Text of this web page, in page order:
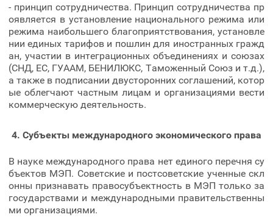
- принцип сотрудничества. Принцип сотрудничества пр
оявляется в установление национального режима или
режима наибольшего благоприятствования, установле
нии единых тарифов и пошлин для иностранных гражд
ан, участии в интеграционных объединениях и союзах
(СНД, ЕС, ГУААМ, БЕНИЛЮКС, Таможенный Союз и т.д.),
а также в подписании двусторонних соглашений, котор
ые облегчают частным лицам и организациями вести
коммерческую деятельность.
4. Субъекты международного экономического права
В науке международного права нет единого перечня су
бъектов МЭП. Советские и постсоветские ученные скл
онны признавать правосубъектность в МЭП только за
государствами и международными правительственны
ми организациями.